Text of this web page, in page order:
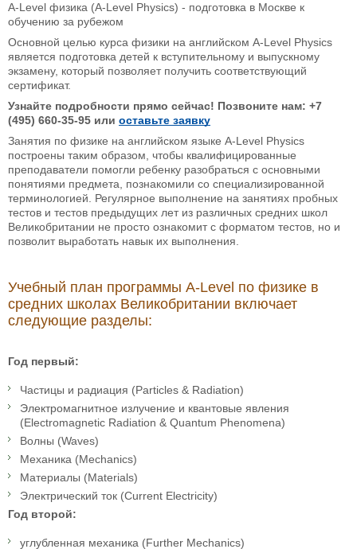
A-Level физика (A-Level Physics) - подготовка в Москве к
обучению за рубежом
Основной целью курса физики на английском A-Level Physics
является подготовка детей к вступительному и выпускному
экзамену, который позволяет получить соответствующий
сертификат.
Узнайте подробности прямо сейчас! Позвоните нам: +7
(495) 660-35-95 или оставьте заявку
Занятия по физике на английском языке A-Level Physics
построены таким образом, чтобы квалифицированные
преподаватели помогли ребенку разобраться с основными
понятиями предмета, познакомили со специализированной
терминологией. Регулярное выполнение на занятиях пробных
тестов и тестов предыдущих лет из различных средних школ
Великобритании не просто ознакомит с форматом тестов, но и
позволит выработать навык их выполнения.
Учебный план программы A-Level по физике в
средних школах Великобритании включает
следующие разделы:
Год первый:
Частицы и радиация (Particles & Radiation)
Электромагнитное излучение и квантовые явления
(Electromagnetic Radiation & Quantum Phenomena)
Волны (Waves)
Механика (Mechanics)
Материалы (Materials)
Электрический ток (Current Electricity)
Год второй:
углубленная механика (Further Mechanics)